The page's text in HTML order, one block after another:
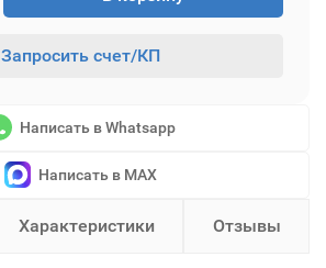
Запросить счет/КП
Написать в Whatsapp
Написать в MAX
Характеристики Отзывы